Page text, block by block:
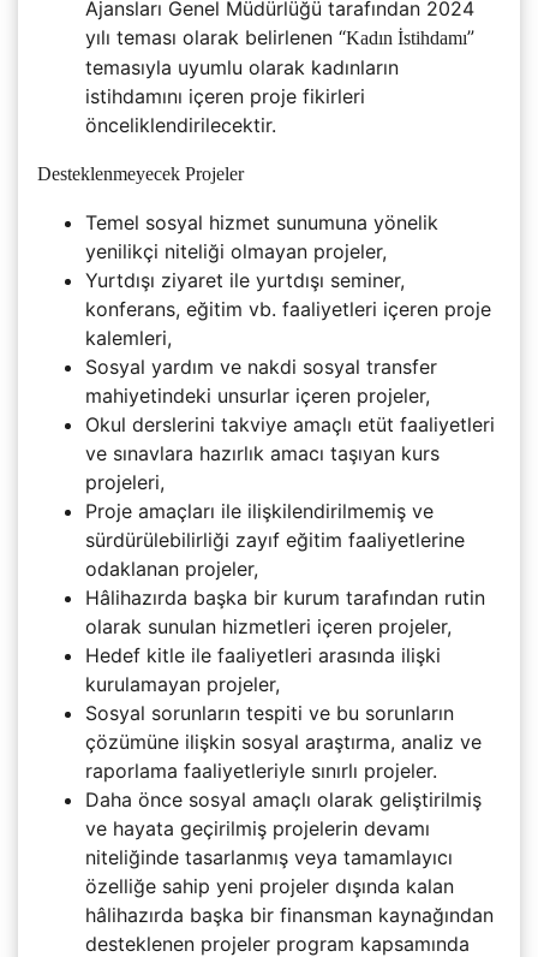
Ajansları Genel Müdürlüğü tarafından 2024
yılı teması olarak belirlenen “Kadın İstihdamı”
temasıyla uyumlu olarak kadınların
istihdamını içeren proje fikirleri
önceliklendirilecektir.
Desteklenmeyecek Projeler
Temel sosyal hizmet sunumuna yönelik
yenilikçi niteliği olmayan projeler,
Yurtdışı ziyaret ile yurtdışı seminer,
konferans, eğitim vb. faaliyetleri içeren proje
kalemleri,
Sosyal yardım ve nakdi sosyal transfer
mahiyetindeki unsurlar içeren projeler,
Okul derslerini takviye amaçlı etüt faaliyetleri
ve sınavlara hazırlık amacı taşıyan kurs
projeleri,
Proje amaçları ile ilişkilendirilmemiş ve
sürdürülebilirliği zayıf eğitim faaliyetlerine
odaklanan projeler,
Hâlihazırda başka bir kurum tarafından rutin
olarak sunulan hizmetleri içeren projeler,
Hedef kitle ile faaliyetleri arasında ilişki
kurulamayan projeler,
Sosyal sorunların tespiti ve bu sorunların
çözümüne ilişkin sosyal araştırma, analiz ve
raporlama faaliyetleriyle sınırlı projeler.
Daha önce sosyal amaçlı olarak geliştirilmiş
ve hayata geçirilmiş projelerin devamı
niteliğinde tasarlanmış veya tamamlayıcı
özelliğe sahip yeni projeler dışında kalan
hâlihazırda başka bir finansman kaynağından
desteklenen projeler program kapsamında